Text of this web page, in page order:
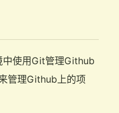
使用Git管理Github
管理Github上的项